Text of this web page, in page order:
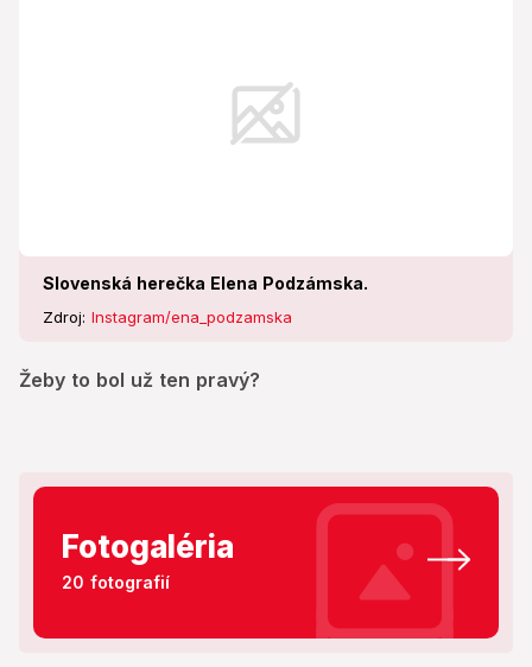
Slovenská herečka Elena Podzámska.
Zdroj: Instagram/ena_podzamska
Žeby to bol už ten pravý?
Fotogaléria
20 fotografií